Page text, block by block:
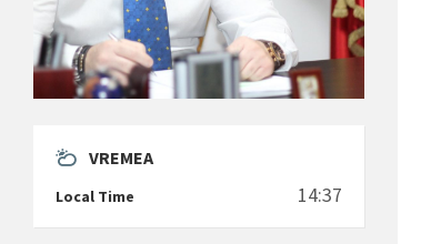
VREMEA
Local Time 14:37